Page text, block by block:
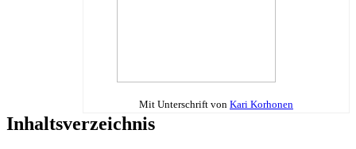
Mit Unterschrift von Kari Korhonen
Inhaltsverzeichnis